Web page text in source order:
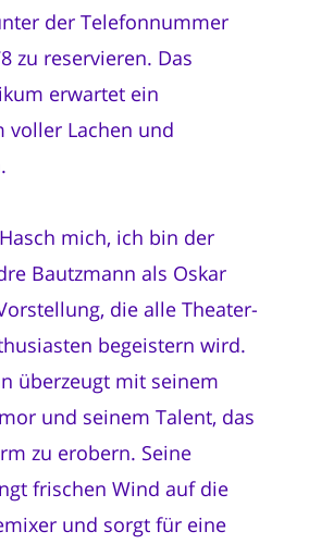
der Telefonnummer
zu reservieren. Das
erwartet ein
voller Lachen und
mich, ich bin der
Bautzmann als Oskar
die alle Theater-
begeistern wird.
überzeugt mit seinem
und seinem Talent, das
zu erobern. Seine
frischen Wind auf die
und sorgt für eine